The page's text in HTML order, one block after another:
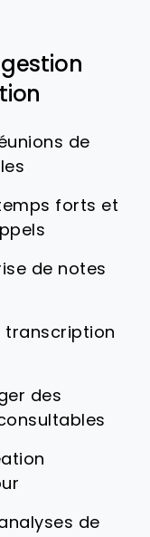
de
forts et
de notes
transcription
des
de